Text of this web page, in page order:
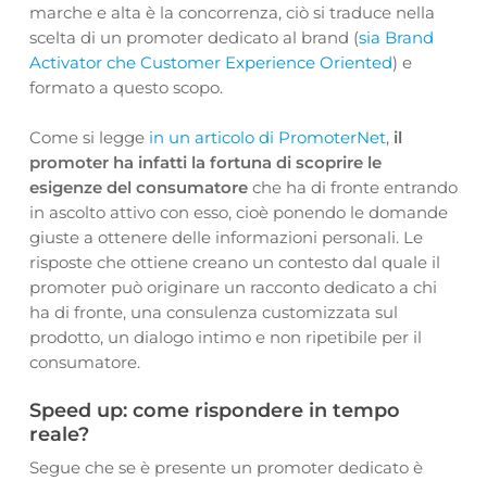
marche e alta è la concorrenza, ciò si traduce nella
scelta di un promoter dedicato al brand (sia Brand
Activator che Customer Experience Oriented) e
formato a questo scopo.
Come si legge in un articolo di PromoterNet, il
promoter ha infatti la fortuna di scoprire le
esigenze del consumatoreche ha di fronte entrando
in ascolto attivo con esso, cioè ponendo le domande
giuste a ottenere delle informazioni personali. Le
risposte che ottiene creano un contesto dal quale il
promoter può originare un racconto dedicato a chi
ha di fronte, una consulenza customizzata sul
prodotto, un dialogo intimo e non ripetibile per il
consumatore.
Speed up: come rispondere in tempo
reale?
Segue che se è presente un promoter dedicato è